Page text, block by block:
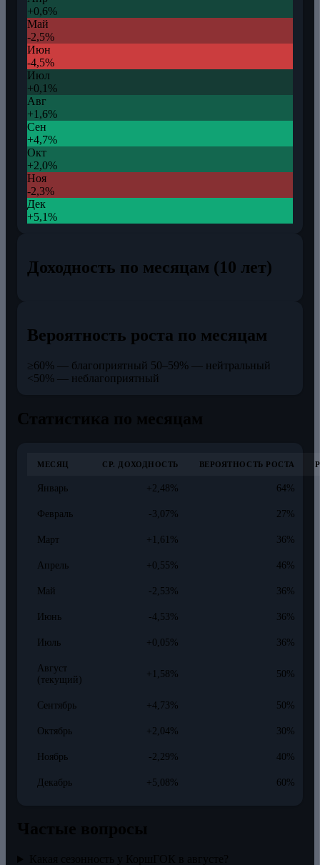
+0,6%
Май
-2,5%
Июн
-4,5%
Июл
+0,1%
Авг
+1,6%
Сен
+4,7%
Окт
+2,0%
Ноя
-2,3%
Дек
+5,1%
Доходность по месяцам (10 лет)
Вероятность роста по месяцам
≥60% — благоприятный 50–59% — нейтральный
<50% — неблагоприятный
МЕСЯЦ СР. ДОХОДНОСТЬ ВЕРОЯТНОСТЬ РОСТА
Январь +2,48% 64%
Февраль -3,07% 27%
Март +1,61% 36%
Апрель +0,55% 46%
Май -2,53% 36%
Июнь -4,53% 36%
Июль +0,05% 36%
Август
(текущий)
+1,58% 50%
Сентябрь +4,73% 50%
Октябрь +2,04% 30%
Ноябрь -2,29% 40%
Декабрь +5,08% 60%